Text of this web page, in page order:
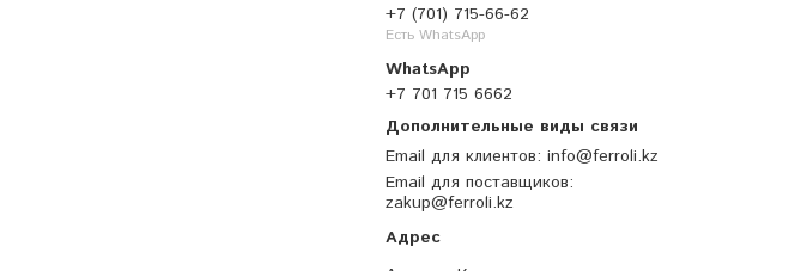
+7 (701) 715-66-62
Есть WhatsApp
+7 701 715 6662
Email для клиентов info@ferroli.kz
Email для поставщиков
zakup@ferroli.kz